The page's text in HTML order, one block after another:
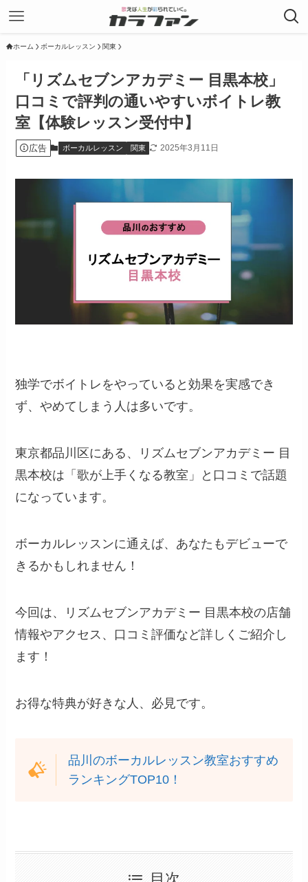
ホーム ボーカルレッスン 関東
「リズムセブンアカデミー 目黒本校」
口コミで評判の通いやすいボイトレ教
室【体験レッスン受付中】
広告 ボーカルレッスン 関東 2025年3月11日
独学でボイトレをやっていると効果を実感でき
ず、やめてしまう人は多いです。
東京都品川区にある、リズムセブンアカデミー 目
黒本校は「歌が上手くなる教室」と口コミで話題
になっています。
ボーカルレッスンに通えば、あなたもデビューで
きるかもしれません！
今回は、リズムセブンアカデミー 目黒本校の店舗
情報やアクセス、口コミ評価など詳しくご紹介し
ます！
お得な特典が好きな人、必見です。
品川のボーカルレッスン教室おすすめ
ランキングTOP10！